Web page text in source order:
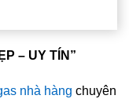
– UY TÍN”
nhà hàng chuyên